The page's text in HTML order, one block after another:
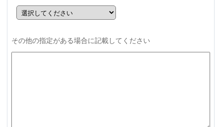
その他の指定がある場合に記載してください